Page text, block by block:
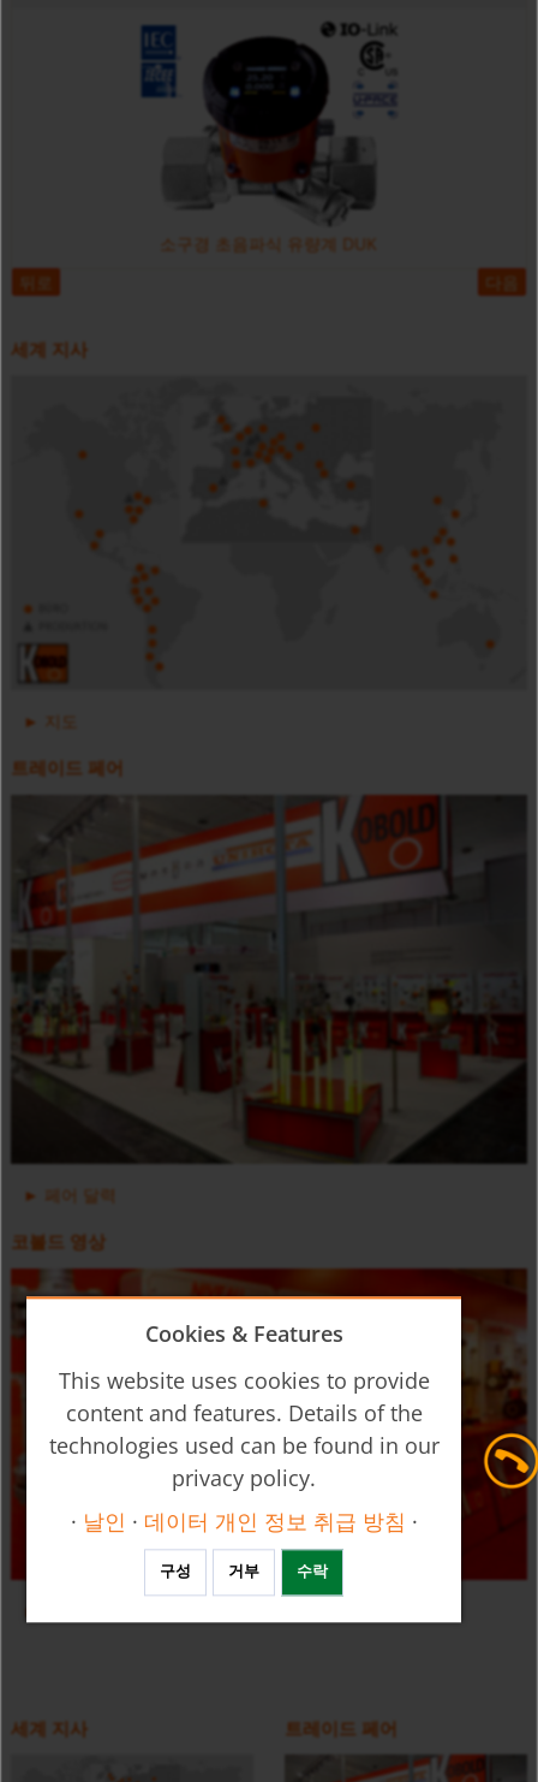
소구경 초음파식 유량계 DUK
디지털 압력 게이지-배터리 전원 - MAN-SC
오발 기어식 유량계 - 고압력 타입 DON-H
디지털 지시기-주입식 타입, 카운터 ZOK
초음파식 유량계 DUC
다중 설치용 메니폴더 밸브 USR
뒤로
세계 지사
지도
트레이드 페어
페어 달력
코볼드 영상
세계 지사 트레이드 페어
Cookies & Features
This website uses cookies to provide
content and features. Details of the
technologies used can be found in our
privacy policy.
· 날인 · 데이터 개인 정보 취급 방침 ·
구성 거부 수락